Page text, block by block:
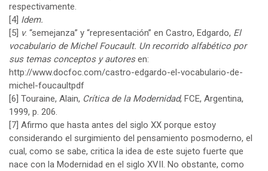
respectivamente.
[4] Idem.
[5] v. “semejanza” y “representación” en Castro, Edgardo, El
vocabulario de Michel Foucault. Un recorrido alfabético por
sus temas conceptos y autoresen:
http://www.docfoc.com/castro-edgardo-el-vocabulario-de-
michel-foucaultpdf
[6] Touraine, Alain, Crítica de la Modernidad, FCE, Argentina,
1999, p. 206.
[7] Afirmo que hasta antes del siglo XX porque estoy
considerando el surgimiento del pensamiento posmoderno, el
cual, como se sabe, critica la idea de este sujeto fuerte que
nace con la Modernidad en el siglo XVII. No obstante, como